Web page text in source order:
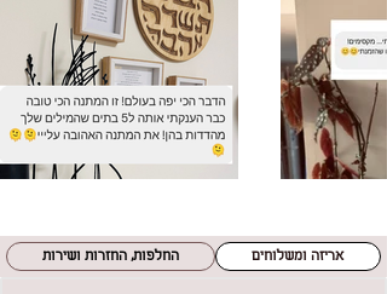
אריזה ומשלוחים החלפות, החזרות ושירות